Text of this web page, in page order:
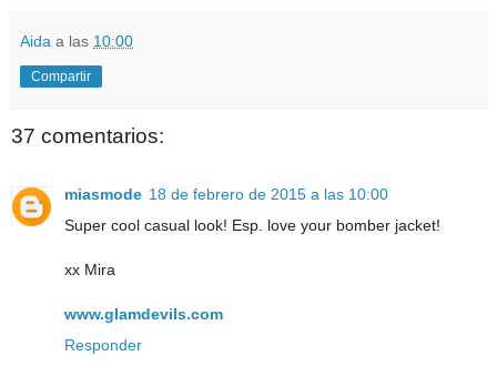
Aida a las 10:00
Compartir
37 comentarios:
miasmode 18 de febrero de 2015 a las 10:00
Super cool casual look! Esp. love your bomber jacket!
xx Mira
www.glamdevils.com
Responder